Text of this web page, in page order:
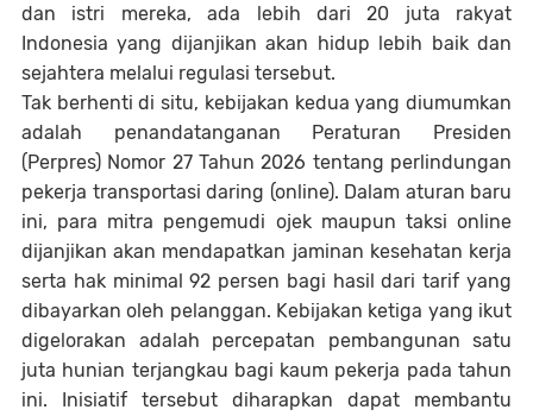
dan istri mereka, ada lebih dari 20 juta rakyat
Indonesia yang dijanjikan akan hidup lebih baik dan
sejahtera melalui regulasi tersebut.
Tak berhenti di situ, kebijakan kedua yang diumumkan
adalah penandatanganan Peraturan Presiden
(Perpres) Nomor 27 Tahun 2026 tentang perlindungan
pekerja transportasi daring (online). Dalam aturan baru
ini, para mitra pengemudi ojek maupun taksi online
dijanjikan akan mendapatkan jaminan kesehatan kerja
serta hak minimal 92 persen bagi hasil dari tarif yang
dibayarkan oleh pelanggan. Kebijakan ketiga yang ikut
digelorakan adalah percepatan pembangunan satu
juta hunian terjangkau bagi kaum pekerja pada tahun
ini. Inisiatif tersebut diharapkan dapat membantu